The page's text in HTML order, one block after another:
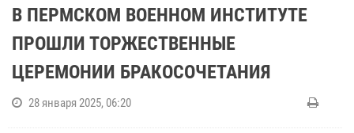
В ПЕРМСКОМ ВОЕННОМ ИНСТИТУТЕ
ПРОШЛИ ТОРЖЕСТВЕННЫЕ
ЦЕРЕМОНИИ БРАКОСОЧЕТАНИЯ
28 января 2025, 06:20